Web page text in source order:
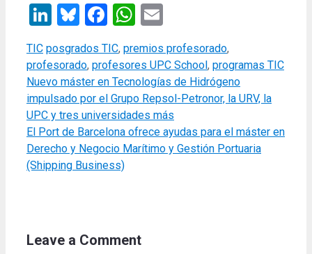
LinkedIn
Bluesky
Facebook
WhatsApp
Categories
TIC Tags
posgrados TIC, premios profesorado,
profesorado, profesores UPC School , programas TIC
Nuevo máster en Tecnologías de Hidrógeno
impulsado por el Grupo Repsol-Petronor, la URV, la
UPC y tres universidades más
El Port de Barcelona ofrece ayudas para el máster en
Derecho y Negocio Marítimo y Gestión Portuaria
(Shipping Business)
Leave a Comment